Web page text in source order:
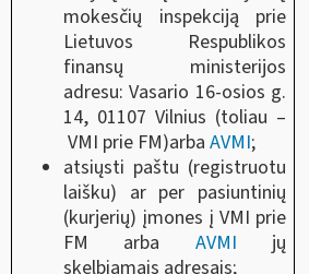
mokesčių inspekciją prie
Lietuvos Respublikos
finansų ministerijos
adresu: Vasario 16-osios g.
14, 01107 Vilnius (toliau ‒
VMI prie FM)arbaAVMI;
atsiųsti paštu (registruotu
laišku) ar per pasiuntinių
(kurjerių) įmones į VMI prie
FM arba AVMI jų
skelbiamais adresais;